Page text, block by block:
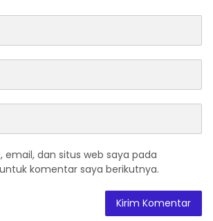
email, dan situs web saya pada
komentar saya berikutnya.